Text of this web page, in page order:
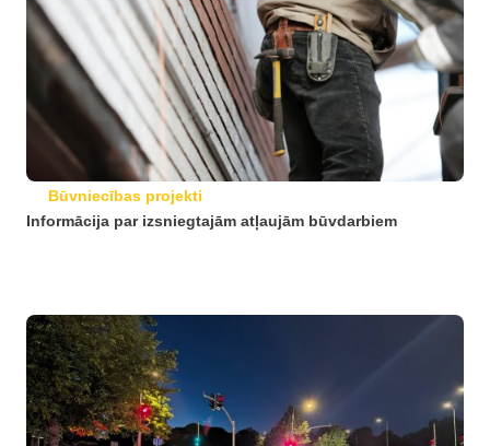
Būvniecības projekti
Informācija par izsniegtajām atļaujām būvdarbiem